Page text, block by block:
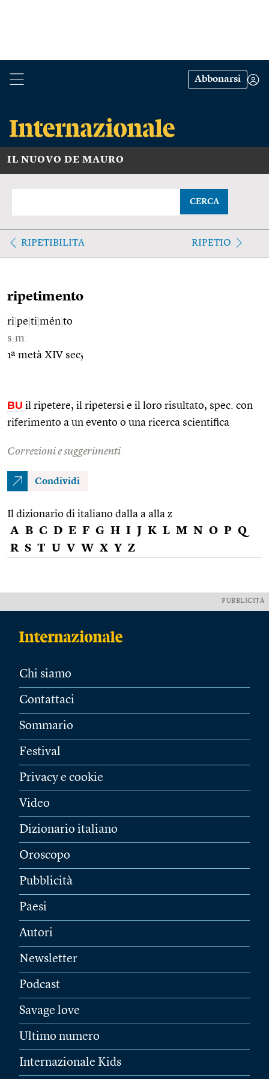
Abbonarsi
IL NUOVO DE MAURO
CERCA
RIPETIBILITA RIPETIO
ripetimento
ri pe ti mén to
s.m.
1ª metà XIV sec;
BU il ripetere, il ripetersi e il loro risultato, spec. con
riferimento a un evento o una ricerca scientifica
Correzioni e suggerimenti
Condividi
Il dizionario di italiano dalla a alla z
A B C D E F G H I J K L M N O P Q
R S T U V W X Y Z
PUBBLICITÀ
Chi siamo
Contattaci
Sommario
Festival
Privacy e cookie
Video
Dizionario italiano
Oroscopo
Pubblicità
Paesi
Autori
Newsletter
Podcast
Savage love
Ultimo numero
Internazionale Kids